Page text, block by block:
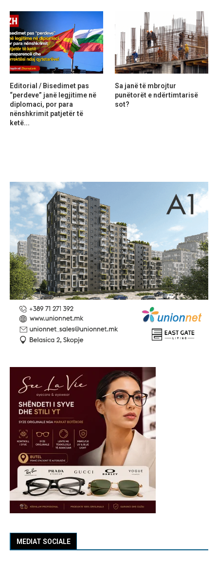
MEDIAT SOCIALE
Editorial / Bisedimet pas
“perdeve” janë legjitime në
diplomaci, por para
nënshkrimit patjetër të
ketë...
Sa janë të mbrojtur
punëtorët e ndërtimtarisë
sot?